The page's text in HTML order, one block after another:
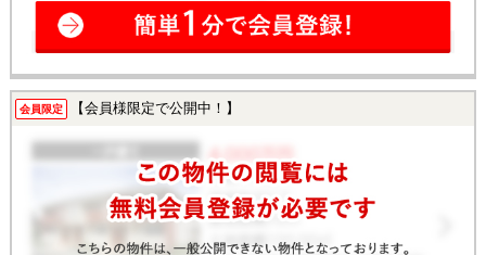
会員限定 【会員様限定で公開中！】